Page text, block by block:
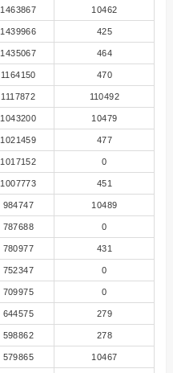
1463867 10462
1439966 425
1435067 464
1164150 470
1117872 110492
1043200 10479
1021459 477
1017152 0
1007773 451
984747 10489
787688 0
780977 431
752347 0
709975 0
644575 279
598862 278
579865 10467